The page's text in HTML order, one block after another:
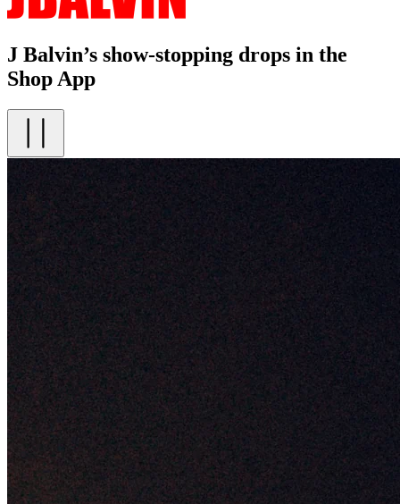
J Balvin’s show-stopping drops in the
Shop App